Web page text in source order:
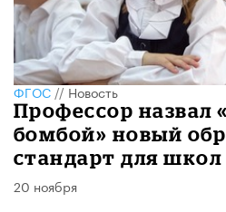
ФГОС//Новость
Профессор назвал
бомбой» новый
стандарт для школ
20 ноября